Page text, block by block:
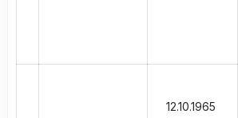
12.10.1965